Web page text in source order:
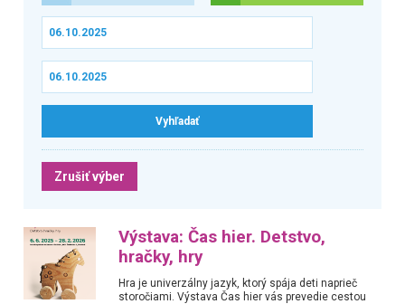
Zrušiť výber
Výstava: Čas hier. Detstvo,
hračky, hry
Hra je univerzálny jazyk, ktorý spája deti naprieč
storočiami. Výstava Čas hier vás prevedie cestou